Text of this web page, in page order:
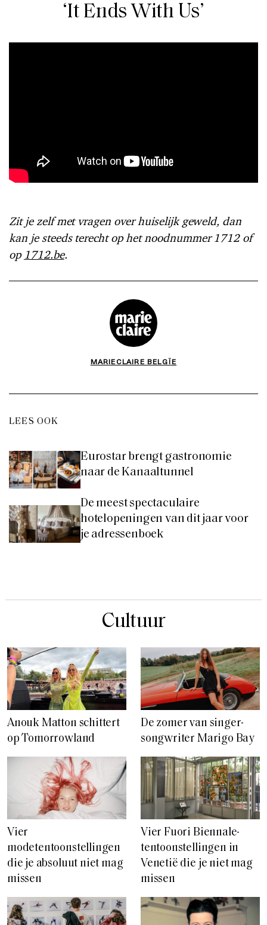
‘It Ends With Us’
Zit je zelf met vragen over huiselijk geweld, dan
kan je steeds terecht op het noodnummer 1712 of
op 1712.be.
MARIECLAIRE BELGÏE
LEES OOK
Eurostar brengt gastronomie
naar de Kanaaltunnel
De meest spectaculaire
hotelopeningen van dit jaar voor
je adressenboek
Cultuur
Anouk Matton schittert
op Tomorrowland
De zomer van singer-
songwriter Marigo Bay
Vier
modetentoonstellingen
die je absoluut niet mag
missen
Vier Fuori Biennale-
tentoonstellingen in
Venetië die je niet mag
missen